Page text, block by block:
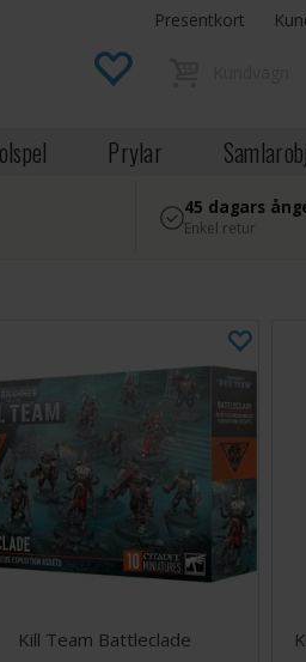
Presentkort
Prylar
45 dagars
Enkel retur
Kill Team Battleclade